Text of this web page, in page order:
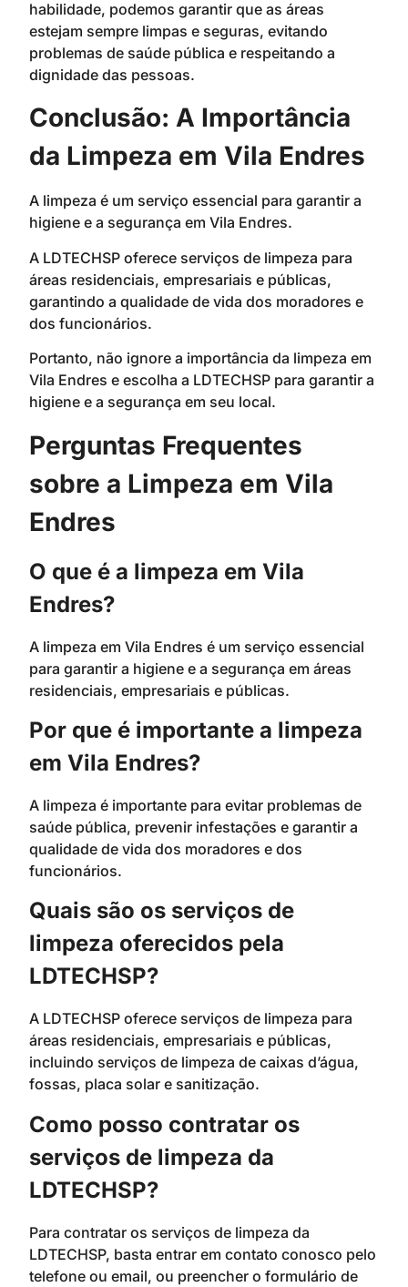
habilidade, podemos garantir que as áreas
estejam sempre limpas e seguras, evitando
problemas de saúde pública e respeitando a
dignidade das pessoas.
Conclusão: A Importância
da Limpeza em Vila Endres
A limpeza é um serviço essencial para garantir a
higiene e a segurança em Vila Endres.
A LDTECHSP oferece serviços de limpeza para
áreas residenciais, empresariais e públicas,
garantindo a qualidade de vida dos moradores e
dos funcionários.
Portanto, não ignore a importância da limpeza em
Vila Endres e escolha a LDTECHSP para garantir a
higiene e a segurança em seu local.
Perguntas Frequentes
sobre a Limpeza em Vila
Endres
O que é a limpeza em Vila
Endres?
A limpeza em Vila Endres é um serviço essencial
para garantir a higiene e a segurança em áreas
residenciais, empresariais e públicas.
Por que é importante a limpeza
em Vila Endres?
A limpeza é importante para evitar problemas de
saúde pública, prevenir infestações e garantir a
qualidade de vida dos moradores e dos
funcionários.
Quais são os serviços de
limpeza oferecidos pela
LDTECHSP?
A LDTECHSP oferece serviços de limpeza para
áreas residenciais, empresariais e públicas,
incluindo serviços de limpeza de caixas d’água,
fossas, placa solar e sanitização.
Como posso contratar os
serviços de limpeza da
LDTECHSP?
Para contratar os serviços de limpeza da
LDTECHSP, basta entrar em contato conosco pelo
telefone ou email, ou preencher o formulário de